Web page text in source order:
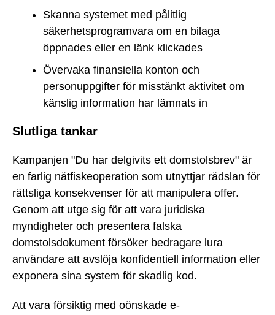
Skanna systemet med pålitlig
säkerhetsprogramvara om en bilaga
öppnades eller en länk klickades
Övervaka finansiella konton och
personuppgifter för misstänkt aktivitet om
känslig information har lämnats in
Slutliga tankar
Kampanjen "Du har delgivits ett domstolsbrev" är
en farlig nätfiskeoperation som utnyttjar rädslan för
rättsliga konsekvenser för att manipulera offer.
Genom att utge sig för att vara juridiska
myndigheter och presentera falska
domstolsdokument försöker bedragare lura
användare att avslöja konfidentiell information eller
exponera sina system för skadlig kod.
Att vara försiktig med oönskade e-